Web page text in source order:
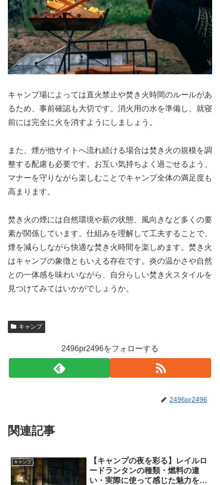
キャンプ場によっては直火禁止や焚き火時間のルールがあ
るため、事前確認も大切です。消火用の水を準備し、就寝
前には完全に火を消すようにしましょう。
また、煙が他サイトへ流れ続ける場合は焚き火の規模を調
整する配慮も必要です。お互い気持ちよく過ごせるよう、
マナーを守りながら楽しむことでキャンプ全体の満足度も
高まります。
焚き火の煙には自然環境や薪の状態、風向きなど多くの要
素が関係しています。仕組みを理解して工夫することで、
煙を減らしながら快適な焚き火時間を楽しめます。焚き火
はキャンプの象徴ともいえる存在です。炎の温かさや自然
との一体感を味わいながら、自分らしい焚き火スタイルを
見つけてみてはいかがでしょうか。
キャンプ
2496pr2496をフォローする
2496pr2496
関連記事
キャンプ
【キャンプの夜を彩る】レイルロ
ードランタンの種類・燃料の違
い・実際に使って感じた魅力を徹